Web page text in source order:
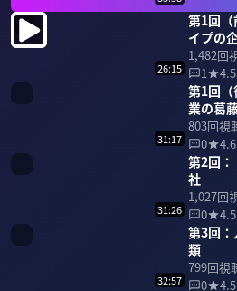
第1回（
イプの
1,482回
1
4.5
26:15
第1回
業の葛
803回視
0
4.6
31:17
第2回：
社
1,027回
0
4.5
31:26
第3回
類
799回視
0
4.5
32:57